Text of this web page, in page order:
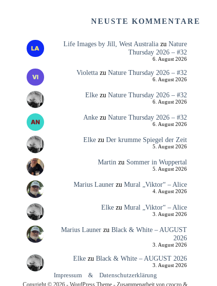
NEUSTE KOMMENTARE
Life Images by Jill, West Australiazu Nature
Thursday 2026 – #32
6. August 2026
Violettazu Nature Thursday 2026 – #32
6. August 2026
Elkezu Nature Thursday 2026 – #32
6. August 2026
Ankezu Nature Thursday 2026 – #32
6. August 2026
Elkezu Der krumme Spiegel der Zeit
5. August 2026
Martinzu Sommer in Wuppertal
5. August 2026
Marius Launerzu Mural „Viktor“ – Alice
4. August 2026
Elkezu Mural „Viktor“ – Alice
3. August 2026
Marius Launerzu Black & White – AUGUST
2026
3. August 2026
Elkezu Black & White – AUGUST 2026
3. August 2026
Impressum & Datenschutzerklärung